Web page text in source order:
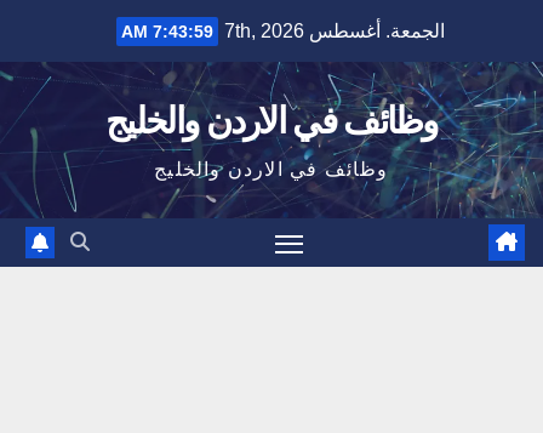
content
الجمعة. أغسطس 7th, 2026 7:44:00 AM
وظائف في الاردن والخليج
وظائف في الاردن والخليج